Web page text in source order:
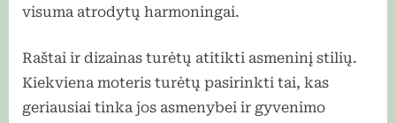
visuma atrodytų harmoningai.
Raštai ir dizainas turėtų atitikti asmeninį stilių.
Kiekviena moteris turėtų pasirinkti tai, kas
geriausiai tinka jos asmenybei ir gyvenimo